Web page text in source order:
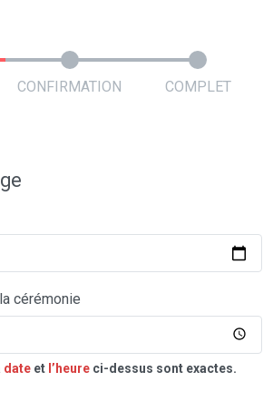
CONFIRMATION COMPLET
cérémonie
date et l’heure ci-dessus sont exactes.